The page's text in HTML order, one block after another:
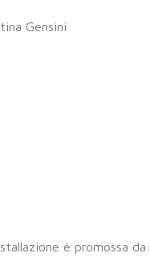
Gensini
è promossa da: